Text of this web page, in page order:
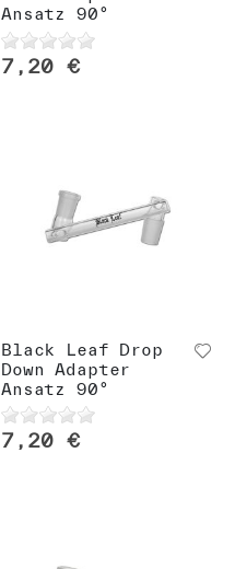
Ansatz 90°
7,20 €
Black Leaf Drop
Down Adapter
Ansatz 90°
7,20 €